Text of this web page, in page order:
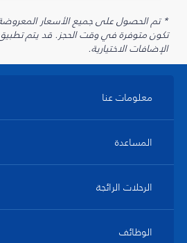
تكون متوفرة في وقت الحجز. قد يتم
الإضافات الاختيارية.
معلومات عنا
المساعدة
الرحلات الرائجة
الوظائف